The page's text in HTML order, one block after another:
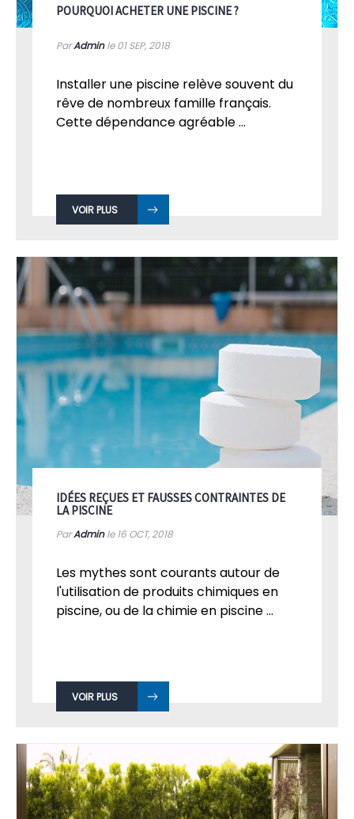
POURQUOI ACHETER UNE PISCINE ?
ParAdminle 01SEP, 2018
Installer une piscine relève souvent du
rêve de nombreux famille français.
Cette dépendance agréable ...
VOIR PLUS
IDÉES REÇUES ET FAUSSES CONTRAINTES DE
LA PISCINE
ParAdminle 16 OCT, 2018
Les mythes sont courants autour de
l'utilisation de produits chimiques en
piscine, ou de la chimie en piscine ...
VOIR PLUS